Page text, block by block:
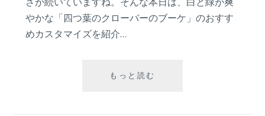
やかな「四つ葉のクローバーのブーケ」のおすす
めカスタマイズを紹介…
もっと読む